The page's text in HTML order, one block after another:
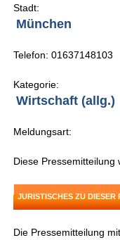
Stadt:
München
Telefon: 01637148103
Kategorie:
Wirtschaft (allg.)
Meldungsart:
Diese
JURISTISCHES ZU DIESER
Die Pressemitteilung